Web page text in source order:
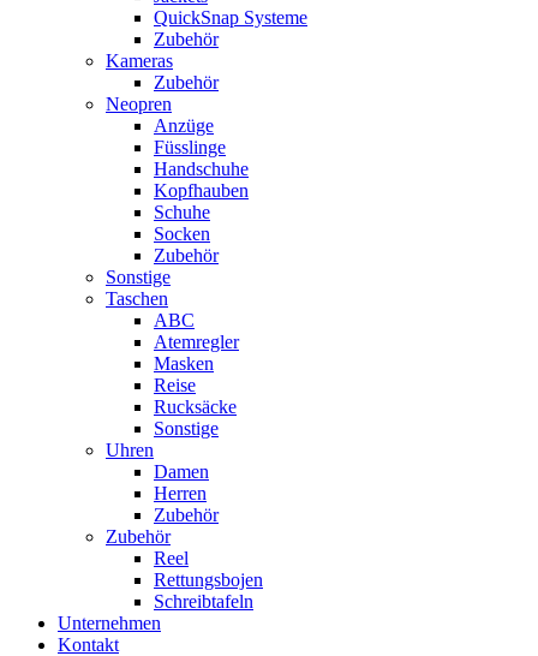
QuickSnap Systeme
Zubehör
Kameras
Zubehör
Neopren
Anzüge
Füsslinge
Handschuhe
Kopfhauben
Schuhe
Socken
Zubehör
Sonstige
Taschen
ABC
Atemregler
Masken
Reise
Rucksäcke
Sonstige
Uhren
Damen
Herren
Zubehör
Zubehör
Reel
Rettungsbojen
Schreibtafeln
Unternehmen
Kontakt